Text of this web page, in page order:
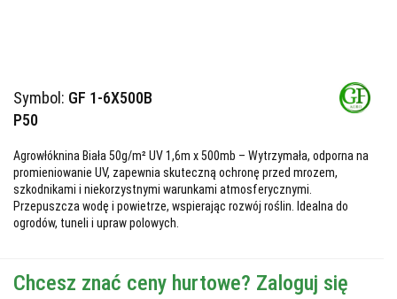
Symbol: GF 1-6X500B
P50
Agrowłóknina Biała 50g/m² UV 1,6m x 500mb – Wytrzymała, odporna na
promieniowanie UV, zapewnia skuteczną ochronę przed mrozem,
szkodnikami i niekorzystnymi warunkami atmosferycznymi.
Przepuszcza wodę i powietrze, wspierając rozwój roślin. Idealna do
ogrodów, tuneli i upraw polowych.
Chcesz znać ceny hurtowe? Zaloguj się